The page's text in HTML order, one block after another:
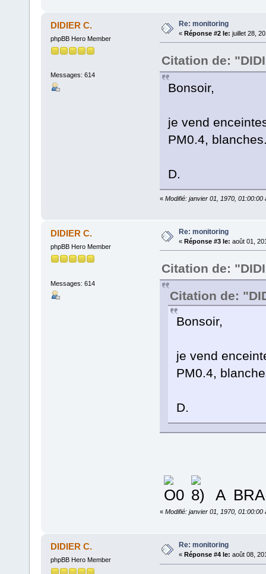
DIDIER C.
phpBB Hero Member
Messages: 614
Re: monitoring
« Réponse #2 le: juillet 28,
Citation de:
Bonsoir,
je vend
PM0.4,
D.
« Modifié: janvier 01, 1970, 01:00:00
DIDIER C.
phpBB Hero Member
Messages: 614
Re: monitoring
« Réponse #3 le: août 01,
Citation de:
Citation de:
Bonsoir,
je vend
PM0.4,
D.
A
« Modifié: janvier 01, 1970, 01:00:00
DIDIER C.
phpBB Hero Member
Re: monitoring
« Réponse #4 le: août 08,